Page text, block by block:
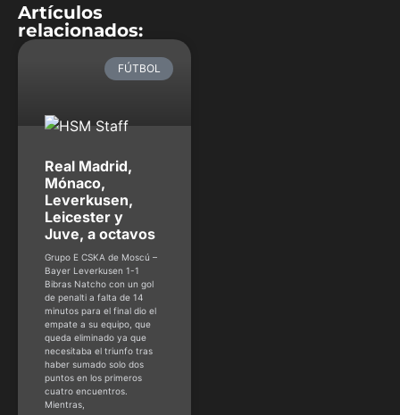
Artículos
relacionados:
FÚTBOL
Real Madrid,
Mónaco,
Leverkusen,
Leicester y
Juve, a octavos
Grupo E CSKA de Moscú –
Bayer Leverkusen 1-1
Bibras Natcho con un gol
de penalti a falta de 14
minutos para el final dio el
empate a su equipo, que
queda eliminado ya que
necesitaba el triunfo tras
haber sumado solo dos
puntos en los primeros
cuatro encuentros.
Mientras,